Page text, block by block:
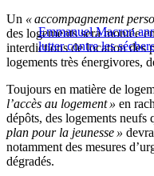
Emmanuel Macron
lutter contre les
Un « accompagnement
des logements sera montée
interdictions de location des
logements très énergivores,
Toujours en matière de
l’accès au logement » en
dépôts, des logements neufs
plan pour la jeunesse »
notamment des mesures
dégradés.